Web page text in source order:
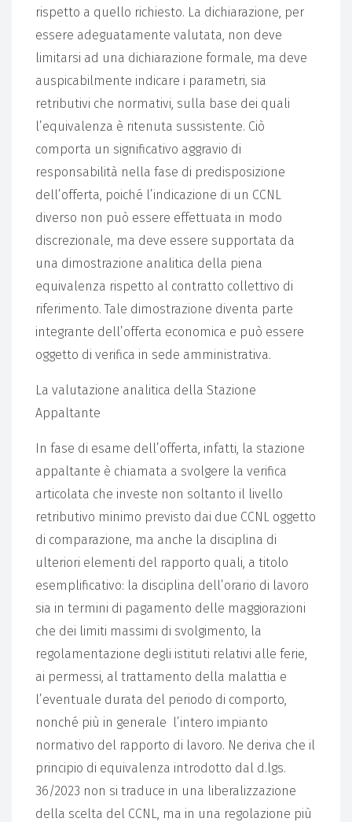
rispetto a quello richiesto. La dichiarazione, per
essere adeguatamente valutata, non deve
limitarsi ad una dichiarazione formale, ma deve
auspicabilmente indicare i parametri, sia
retributivi che normativi, sulla base dei quali
l’equivalenza è ritenuta sussistente. Ciò
comporta un significativo aggravio di
responsabilità nella fase di predisposizione
dell’offerta, poiché l’indicazione di un CCNL
diverso non può essere effettuata in modo
discrezionale, ma deve essere supportata da
una dimostrazione analitica della piena
equivalenza rispetto al contratto collettivo di
riferimento. Tale dimostrazione diventa parte
integrante dell’offerta economica e può essere
oggetto di verifica in sede amministrativa.
La valutazione analitica della Stazione
Appaltante
In fase di esame dell’offerta, infatti, la stazione
appaltante è chiamata a svolgere la verifica
articolata che investe non soltanto il livello
retributivo minimo previsto dai due CCNL oggetto
di comparazione, ma anche la disciplina di
ulteriori elementi del rapporto quali, a titolo
esemplificativo: la disciplina dell’orario di lavoro
sia in termini di pagamento delle maggiorazioni
che dei limiti massimi di svolgimento, la
regolamentazione degli istituti relativi alle ferie,
ai permessi, al trattamento della malattia e
l’eventuale durata del periodo di comporto,
nonché più in generale l’intero impianto
normativo del rapporto di lavoro. Ne deriva che il
principio di equivalenza introdotto dal d.lgs.
36/2023 non si traduce in una liberalizzazione
della scelta del CCNL, ma in una regolazione più